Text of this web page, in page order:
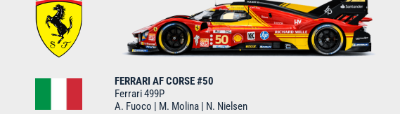
FERRARI AF CORSE #50
Ferrari 499P
A. Fuoco | M. Molina | N. Nielsen